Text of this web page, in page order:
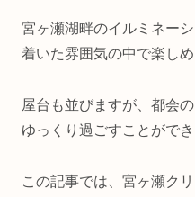
宮ヶ瀬湖畔のイルミネー
着いた雰囲気の中で楽しめ
屋台も並びますが、都会
ゆっくり過ごすことができ
この記事では、宮ヶ瀬ク